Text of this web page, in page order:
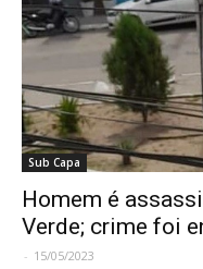
Sub Capa
Homem é
Verde; crime foi
- 15/05/2023